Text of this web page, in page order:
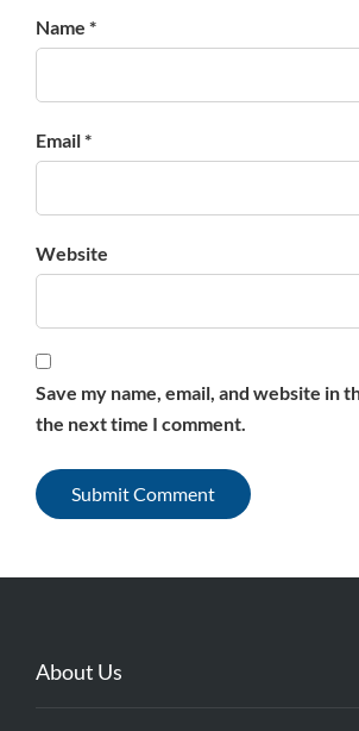
Name *
Email *
Website
Save my name, email, and website in
the next time I comment.
About Us